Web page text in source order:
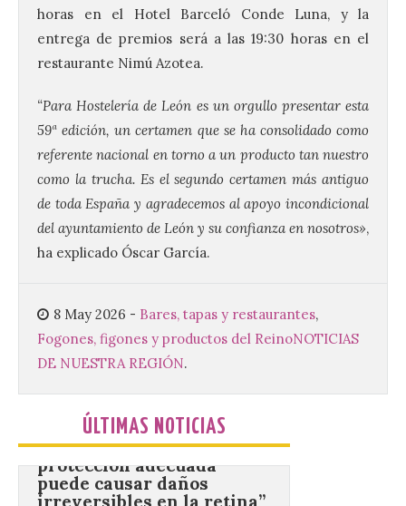
horas en el Hotel Barceló Conde Luna, y la
entrega de premios será a las 19:30 horas en el
restaurante Nimú Azotea.
“Para Hostelería de León es un orgullo presentar esta
59ª edición, un certamen que se ha consolidado como
referente nacional en torno a un producto tan nuestro
como la trucha. Es el segundo certamen más antiguo
de toda España y agradecemos al apoyo incondicional
del ayuntamiento de León y su confianza en nosotros»,
ha explicado Óscar García.
8 May 2026 - Bares, tapas y restaurantes,
Fogones, figones y productos del ReinoNOTICIAS
DE NUESTRA REGIÓN.
ÚLTIMAS NOTICIAS
El Ayuntamiento de La
Bañeza presenta el
una cita con la música de
los 80 y 90 para el 16 de
agosto en la Plaza Mayor.
6 Ago 2026
Se celebrará el próximo
domingo 16 de agosto, a
partir de las 23:00 horas,
acogido esta mañana la presentación
oficial del Festival One […]
protección adecuada
puede causar daños
6 Ago 2026